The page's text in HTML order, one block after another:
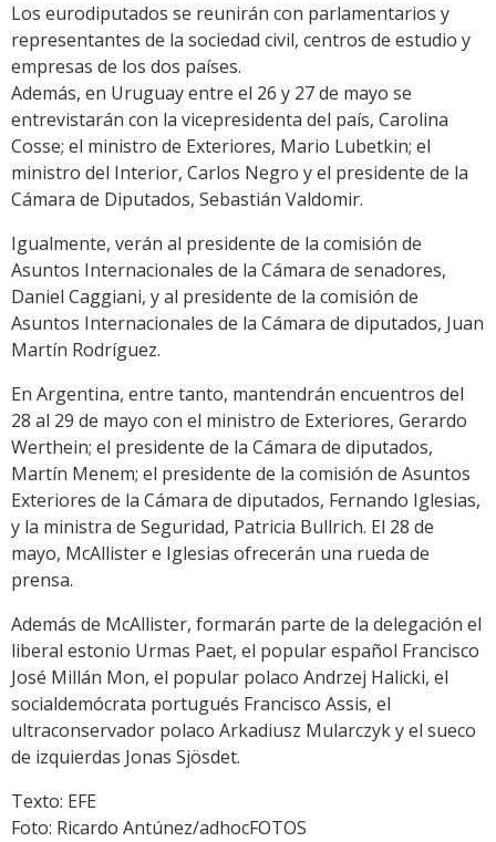
Los eurodiputados se reunirán con parlamentarios y
representantes de la sociedad civil, centros de estudio y
empresas de los dos países.
Además, en Uruguay entre el 26 y 27 de mayo se
entrevistarán con la vicepresidenta del país, Carolina
Cosse; el ministro de Exteriores, Mario Lubetkin; el
ministro del Interior, Carlos Negro y el presidente de la
Cámara de Diputados, Sebastián Valdomir.
Igualmente, verán al presidente de la comisión de
Asuntos Internacionales de la Cámara de senadores,
Daniel Caggiani, y al presidente de la comisión de
Asuntos Internacionales de la Cámara de diputados, Juan
Martín Rodríguez.
En Argentina, entre tanto, mantendrán encuentros del
28 al 29 de mayo con el ministro de Exteriores, Gerardo
Werthein; el presidente de la Cámara de diputados,
Martín Menem; el presidente de la comisión de Asuntos
Exteriores de la Cámara de diputados, Fernando Iglesias,
y la ministra de Seguridad, Patricia Bullrich. El 28 de
mayo, McAllister e Iglesias ofrecerán una rueda de
prensa.
Además de McAllister, formarán parte de la delegación el
liberal estonio Urmas Paet, el popular español Francisco
José Millán Mon, el popular polaco Andrzej Halicki, el
socialdemócrata portugués Francisco Assis, el
ultraconservador polaco Arkadiusz Mularczyk y el sueco
de izquierdas Jonas Sjösdet.
Texto: EFE
Foto: Ricardo Antúnez/adhocFOTOS